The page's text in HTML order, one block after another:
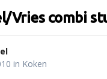
Vries combi
in Koken